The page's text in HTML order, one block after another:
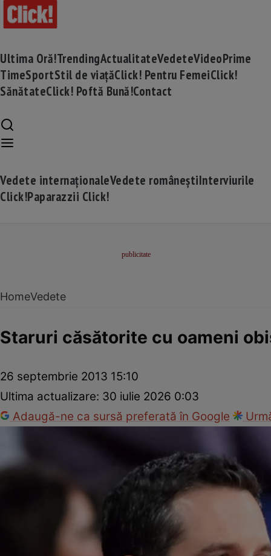
Ultima Oră!TrendingActualitateVedeteVideoPrime
TimeSportStil de viațăClick! Pentru FemeiClick!
SănătateClick! Poftă Bună!Contact
Vedete internaționaleVedete româneștiInterviurile
Click!Paparazzii Click!
HomeVedete
Staruri căsătorite cu oameni
26 septembrie 2013 15:10
Ultima actualizare: 30 iulie 2026 0:03
Adaugă-ne ca sursă preferată în Google